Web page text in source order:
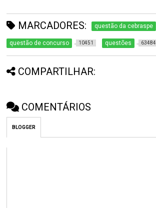
MARCADORES: questão da cebraspe
questão de concurso 10451 questões 63484
COMPARTILHAR:
COMENTÁRIOS
BLOGGER